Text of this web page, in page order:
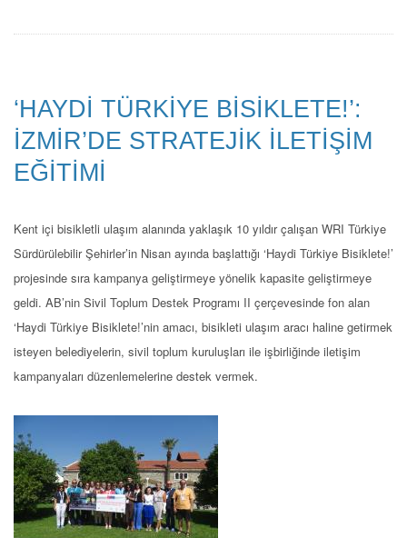
‘HAYDİ TÜRKİYE BİSİKLETE!’:
İZMİR’DE STRATEJİK İLETİŞİM
EĞİTİMİ
Kent içi bisikletli ulaşım alanında yaklaşık 10 yıldır çalışan WRI Türkiye
Sürdürülebilir Şehirler’in Nisan ayında başlattığı ‘Haydi Türkiye Bisiklete!’
projesinde sıra kampanya geliştirmeye yönelik kapasite geliştirmeye
geldi. AB’nin Sivil Toplum Destek Programı II çerçevesinde fon alan
‘Haydi Türkiye Bisiklete!’nin amacı, bisikleti ulaşım aracı haline getirmek
isteyen belediyelerin, sivil toplum kuruluşları ile işbirliğinde iletişim
kampanyaları düzenlemelerine destek vermek.